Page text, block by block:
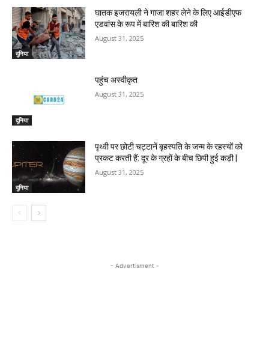
दुनिया
घातक इजरायली ने गाजा शहर लेने के लिए आईडीएफ
एडवांस के रूप में बारिश की बारिश की
August 31, 2025
दुनिया
पहुंच अस्वीकृत
August 31, 2025
दुनिया
पृथ्वी पर छोटी चट्टानें बृहस्पति के जन्म के रहस्यों को
प्रकट करती हैं: दूर के ग्रहों के बीच छिपी हुई कड़ी |
August 31, 2025
- Advertisment -